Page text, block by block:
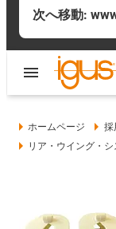
次へ移動:
ホームページ
採
リア・ウイング・